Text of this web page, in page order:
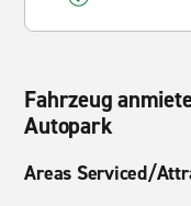
Fahrzeug
Autopark
Areas Serviced/